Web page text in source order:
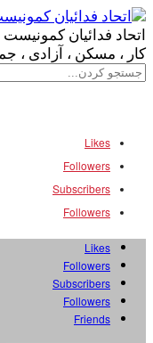
اتحاد فدائیان کمونیست
کار ، مسکن ، آزادی ،
Likes
Followers
Subscribers
Followers
Likes
Followers
Subscribers
Followers
Friends